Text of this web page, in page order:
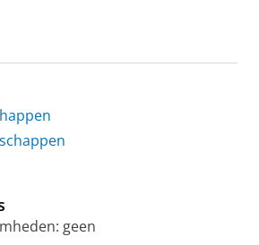
geen